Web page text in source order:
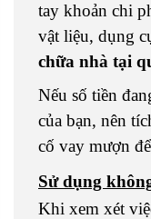
tay khoản chi
vật liệu, dụng
chữa nhà tại
Nếu số tiền
của bạn, nên
cố vay mượn
Sử dụng
Khi xem xét